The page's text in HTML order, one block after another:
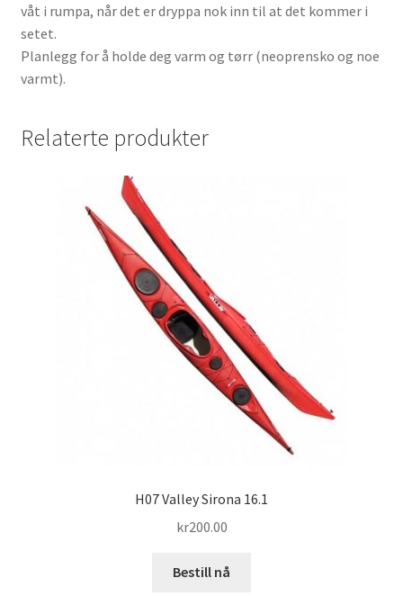
våt i rumpa, når det er dryppa nok inn til at det kommer i
setet.
Planlegg for å holde deg varm og tørr (neoprensko og noe
varmt).
Relaterte produkter
H07 Valley Sirona 16.1
kr200.00
Bestill nå